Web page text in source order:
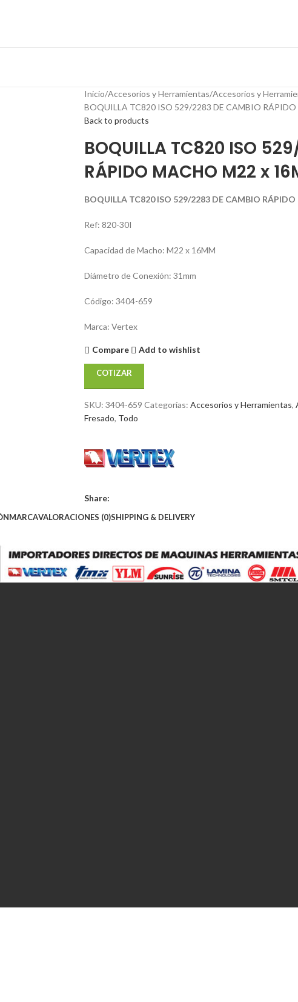
Inicio Accesorios y Herramientas Accesorios y
BOQUILLA TC820 ISO 529/2283 DE CAMBIO RÁPIDO
Back to products
BOQUILLA TC820 ISO
RÁPIDO MACHO M22 x
BOQUILLA TC820 ISO 529/2283 DE CAMBIO
Ref: 820-30I
Capacidad de Macho: M22 x 16MM
Diámetro de Conexión: 31mm
Código: 3404-659
Marca: Vertex
Compare Add to wishlist
COTIZAR
SKU: 3404-659 Categorías: Accesorios y Herramientas,
Fresado, Todo
Share:
MARCAVALORACIONES (0)SHIPPING & DELIVERY